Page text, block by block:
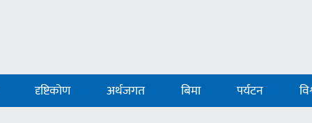
दृष्टिकोण अर्थजगत बिमा पर्यटन